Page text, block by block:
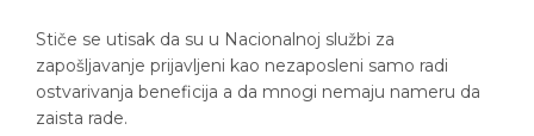
Stiče se utisak da su u Nacionalnoj službi za
zapošljavanje prijavljeni kao nezaposleni samo radi
ostvarivanja beneficija a da mnogi nemaju nameru da
zaista rade.